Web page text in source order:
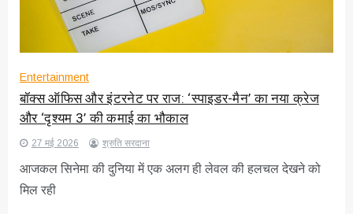
Entertainment
बॉक्स ऑफिस और इंटरनेट पर राज: ‘स्पाइडर-मैन’ का नया क्रेज
और ‘दृश्यम 3’ की कमाई का भौकाल
27 मई 2026 श्रुति सरदाना
आजकल सिनेमा की दुनिया में एक अलग ही लेवल की हलचल देखने को
मिल रही